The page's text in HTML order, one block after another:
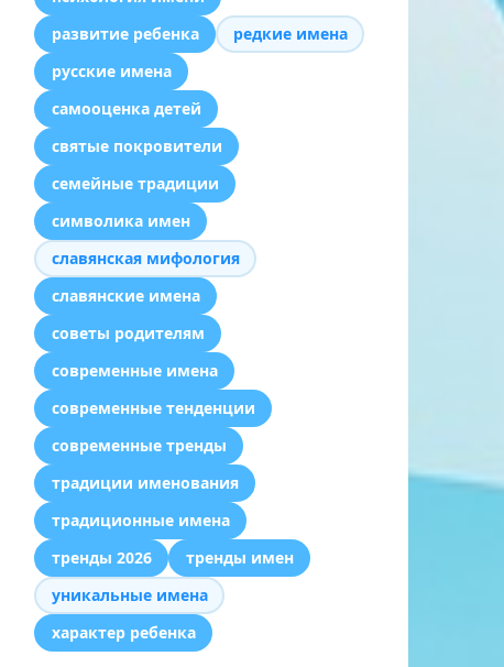
развитие ребенка
редкие имена
русские имена
самооценка детей
святые покровители
семейные традиции
символика имен
славянская мифология
славянские имена
советы родителям
современные имена
современные тенденции
современные тренды
традиции именования
традиционные имена
тренды 2026
тренды имен
уникальные имена
характер ребенка